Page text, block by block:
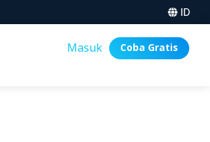
ID
Masuk Coba Gratis